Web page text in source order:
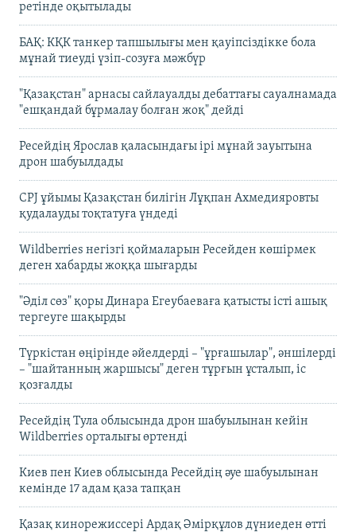
ретінде оқытылады
БАҚ: КҚК танкер тапшылығы мен қауіпсіздікке бола
мұнай тиеуді үзіп-созуға мәжбүр
"Қазақстан" арнасы сайлауалды дебаттағы сауалнамада
"ешқандай бұрмалау болған жоқ" дейді
Ресейдің Ярослав қаласындағы ірі мұнай зауытына
дрон шабуылдады
CPJ ұйымы Қазақстан билігін Лұқпан Ахмедияровты
қудалауды тоқтатуға үндеді
Wildberries негізгі қоймаларын Ресейден көшірмек
деген хабарды жоққа шығарды
"Әділ сөз" қоры Динара Егеубаеваға қатысты істі ашық
тергеуге шақырды
Түркістан өңірінде әйелдерді – "ұрғашылар", әншілерді
– "шайтанның жаршысы" деген тұрғын ұсталып, іс
қозғалды
Ресейдің Тула облысында дрон шабуылынан кейін
Wildberries орталығы өртенді
Киев пен Киев облысында Ресейдің әуе шабуылынан
кемінде 17 адам қаза тапқан
Қазақ кинорежиссері Ардақ Әмірқұлов дүниеден өтті